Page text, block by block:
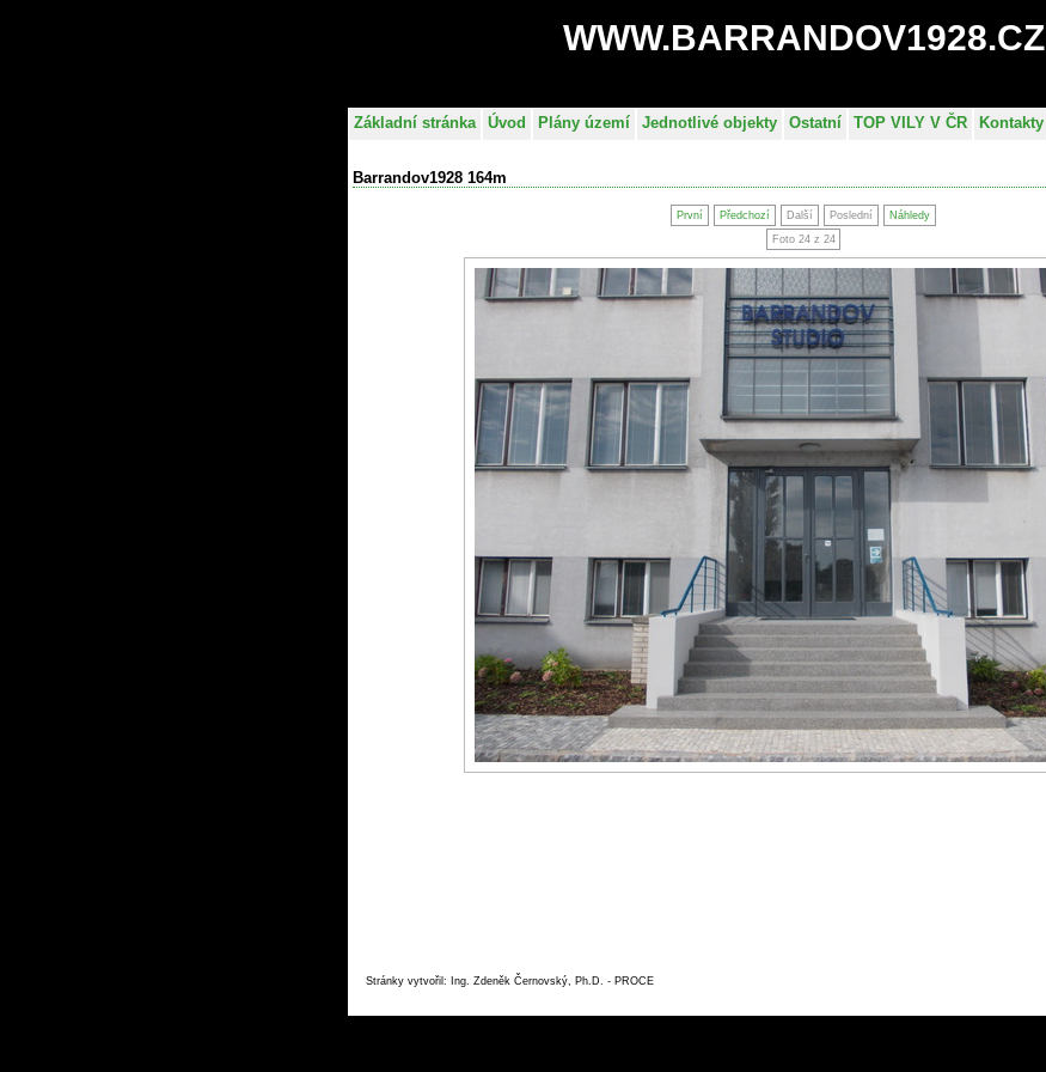
WWW.BARRANDOV1928.CZ
Základní stránka Úvod Plány území Jednotlivé objekty Ostatní TOP VILY V ČR Kontakty
Barrandov1928 164m
První Předchozí Další Poslední
Náhledy
Foto 24 z 24
Stránky vytvořil: Ing. Zdeněk Černovský, Ph.D. - PROC E